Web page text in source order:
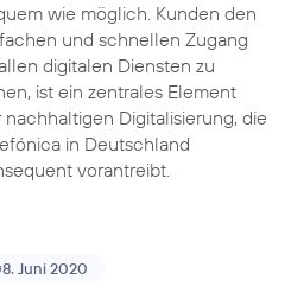
wie möglich. Kunden den
und schnellen Zugang
digitalen Diensten zu
ist ein zentrales Element
nachhaltigen Digitalisierung, die
in Deutschland
vorantreibt.
Juni 2020